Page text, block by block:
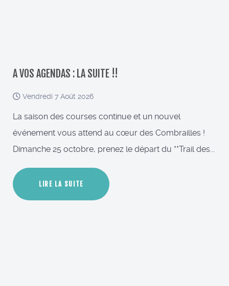
A VOS AGENDAS : LA SUITE !!
Vendredi 7 Août 2026
La saison des courses continue et un nouvel
événement vous attend au cœur des Combrailles !
Dimanche 25 octobre, prenez le départ du **Trail des...
LIRE LA SUITE